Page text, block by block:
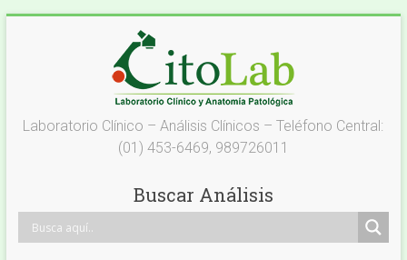
Laboratorio
Análisis
Clínicos
–
Laboratorio Clínico – Análisis Clínicos – Teléfono Central:
(01) 453-6469, 989726011
Buscar Análisis